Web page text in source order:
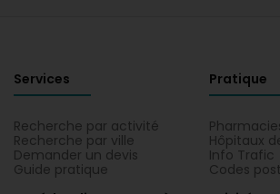
Services
Recherche par activité
Recherche par ville
Demander un devis
Guide pratique
Pratique
Hôpitaux
Info Trafic
Codes